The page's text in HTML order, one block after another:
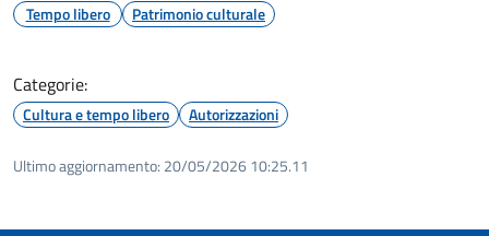
Tempo libero Patrimonio culturale
Categorie:
Cultura e tempo libero Autorizzazioni
Ultimo aggiornamento: 20/05/2026 10:25.11